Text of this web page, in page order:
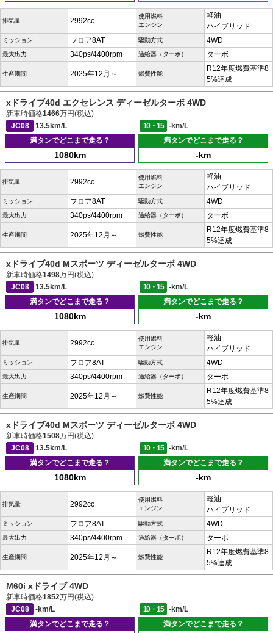
排気量 2992cc
使用燃料
エンジン
軽油
ハイブリッド
ミッション フロア8AT 駆動方式 4WD
最大出力 340ps/4400rpm 過給器（ターボ） ターボ
生産期間 2025年12月～ 燃費性能
R12年度燃費基準8
5%達成
xドライブ40d エクセレンス ディーゼルターボ 4WD
新車時価格1466万円(税込)
JC08
13.5km/L 10・15
-km/L
満タンでどこまで走る？
1080km
満タンでどこまで走る？
-km
排気量 2992cc
使用燃料
エンジン
軽油
ハイブリッド
ミッション フロア8AT 駆動方式 4WD
最大出力 340ps/4400rpm 過給器（ターボ） ターボ
生産期間 2025年12月～ 燃費性能
R12年度燃費基準8
5%達成
xドライブ40d Mスポーツ ディーゼルターボ 4WD
新車時価格1498万円(税込)
JC08
13.5km/L 10・15
-km/L
満タンでどこまで走る？
1080km
満タンでどこまで走る？
-km
排気量 2992cc
使用燃料
エンジン
軽油
ハイブリッド
ミッション フロア8AT 駆動方式 4WD
最大出力 340ps/4400rpm 過給器（ターボ） ターボ
生産期間 2025年12月～ 燃費性能
R12年度燃費基準8
5%達成
xドライブ40d Mスポーツ ディーゼルターボ 4WD
新車時価格1508万円(税込)
JC08
13.5km/L 10・15
-km/L
満タンでどこまで走る？
1080km
満タンでどこまで走る？
-km
排気量 2992cc
使用燃料
エンジン
軽油
ハイブリッド
ミッション フロア8AT 駆動方式 4WD
最大出力 340ps/4400rpm 過給器（ターボ） ターボ
生産期間 2025年12月～ 燃費性能
R12年度燃費基準8
5%達成
M60i xドライブ 4WD
新車時価格1852万円(税込)
JC08
-km/L 10・15
-km/L
満タンでどこまで走る？
満タンでどこまで走る？